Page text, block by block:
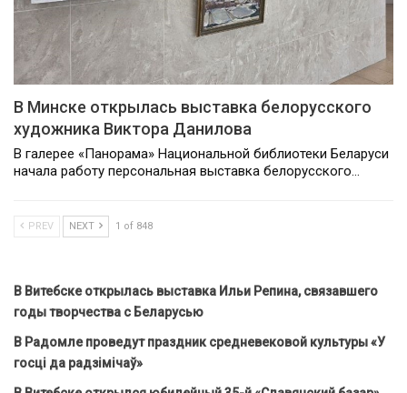
В Минске открылась выставка белорусского
художника Виктора Данилова
В галерее «Панорама» Национальной библиотеки Беларуси
начала работу персональная выставка белорусского…
PREV NEXT 1 of 848
В Витебске открылась выставка Ильи Репина, связавшего
годы творчества с Беларусью
В Радомле проведут праздник средневековой культуры «У
госці да радзімічаў»